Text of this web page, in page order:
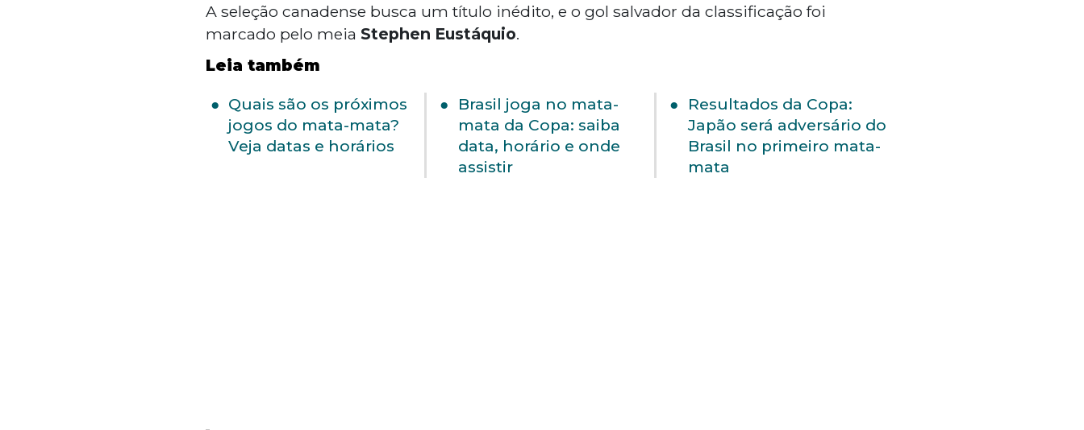
A seleção canadense busca um título inédito, e o gol salvador da classificação foi
marcado pelo meia Stephen Eustáquio.
Leia também
Quais são os próximos
jogos do mata-mata?
Veja datas e horários
Brasil joga no mata-
mata da Copa: saiba
data, horário e onde
assistir
Resultados da Copa:
Japão será adversário do
Brasil no primeiro mata-
mata